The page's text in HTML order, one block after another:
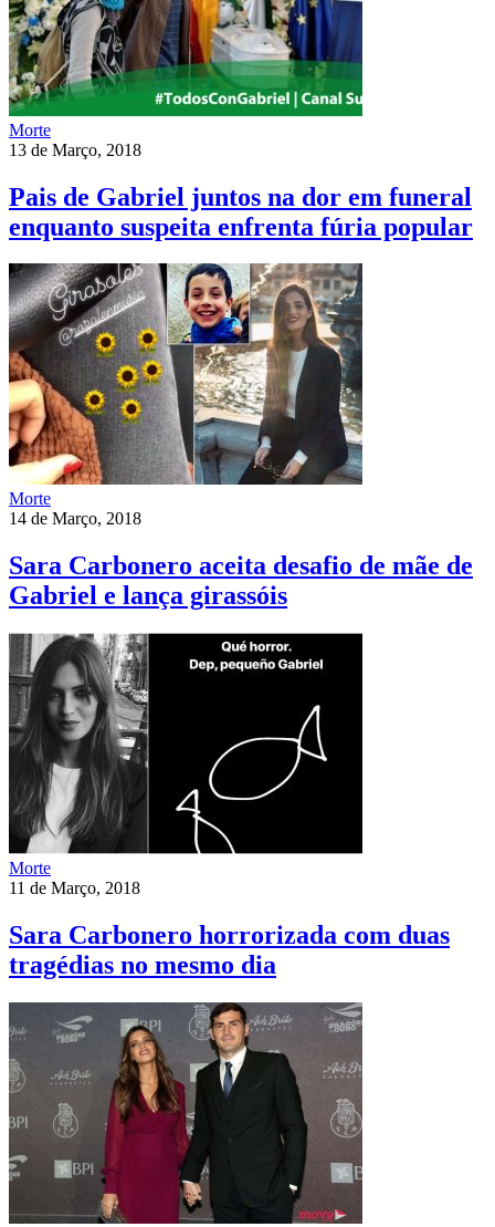
Morte
13 de Março, 2018
Pais de Gabriel juntos na dor em funeral
enquanto suspeita enfrenta fúria popular
Morte
14 de Março, 2018
Sara Carbonero aceita desafio de mãe de
Gabriel e lança girassóis
Morte
11 de Março, 2018
Sara Carbonero horrorizada com duas
tragédias no mesmo dia